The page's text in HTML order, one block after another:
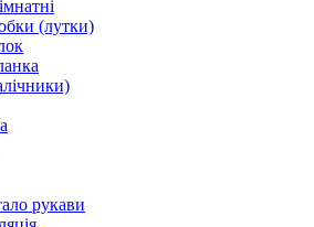
(лутки)
рукави